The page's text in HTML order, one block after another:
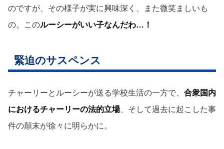
のですが、その様子が実に興味深く、また微笑ましいも
の。このルーシーがいい子なんだわ…！
緊迫のサスペンス
チャーリーとルーシーが送る学校生活の一方で、 合衆国内
におけるチャーリーの法的立場、そして過去に起こした事
件の顛末が徐々に明らかに。